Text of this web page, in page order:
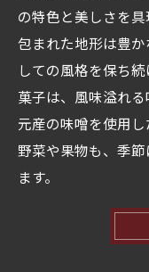
の特色と美しさを
包まれた地形は豊
しての風格を保ち
菓子は、風味溢れ
元産の味噌を使用
野菜や果物も、季
ます。